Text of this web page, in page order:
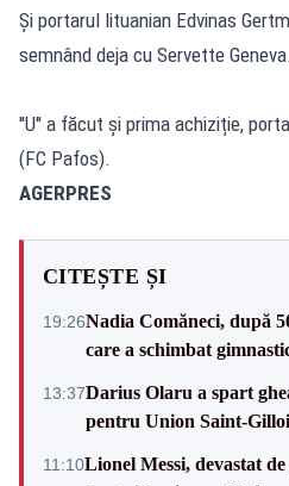
Și portarul lituanian Edvinas
semnând deja cu Servette Geneva.
''U'' a făcut și prima achiziție,
(FC Pafos).
AGERPRES
CITEȘTE ȘI
19:26Nadia Comăneci, după
care a schimbat
13:37Darius Olaru a spart
pentru Union Saint-
11:10Lionel Messi, devastat